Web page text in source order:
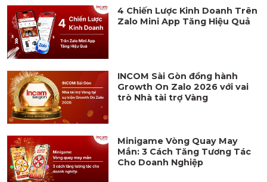
4 Chiến Lược Kinh Doanh Trên
Zalo Mini App Tăng Hiệu Quả
INCOM Sài Gòn đồng hành
Growth On Zalo 2026 với vai
trò Nhà tài trợ Vàng
Minigame Vòng Quay May
Mắn: 3 Cách Tăng Tương Tác
Cho Doanh Nghiệp